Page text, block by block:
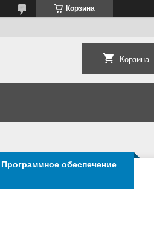
Корзина
Корзина
обеспечение